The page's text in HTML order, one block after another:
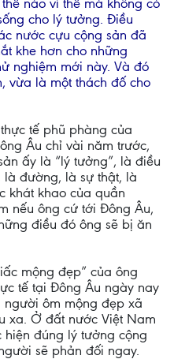
nào vì thế mà không có
cho lý tưởng. Điều
nước cựu cộng sản đã
khe hơn cho những
nghiệm mới này. Và đó
vừa là một thách đố cho
tế phũ phàng của
Âu chỉ vài năm trước,
ấy là “lý tưởng”, là điều
là đường, là sự thật, là
khát khao của quần
nếu ông cứ tới Đông Âu,
điều đó ông sẽ bị ăn
mộng đẹp” của ông
tế tại Đông Âu ngày nay
ôm mộng đẹp xã
xa. Ở đất nước Việt Nam
đúng lý tưởng cộng
sẽ phản đối ngay.